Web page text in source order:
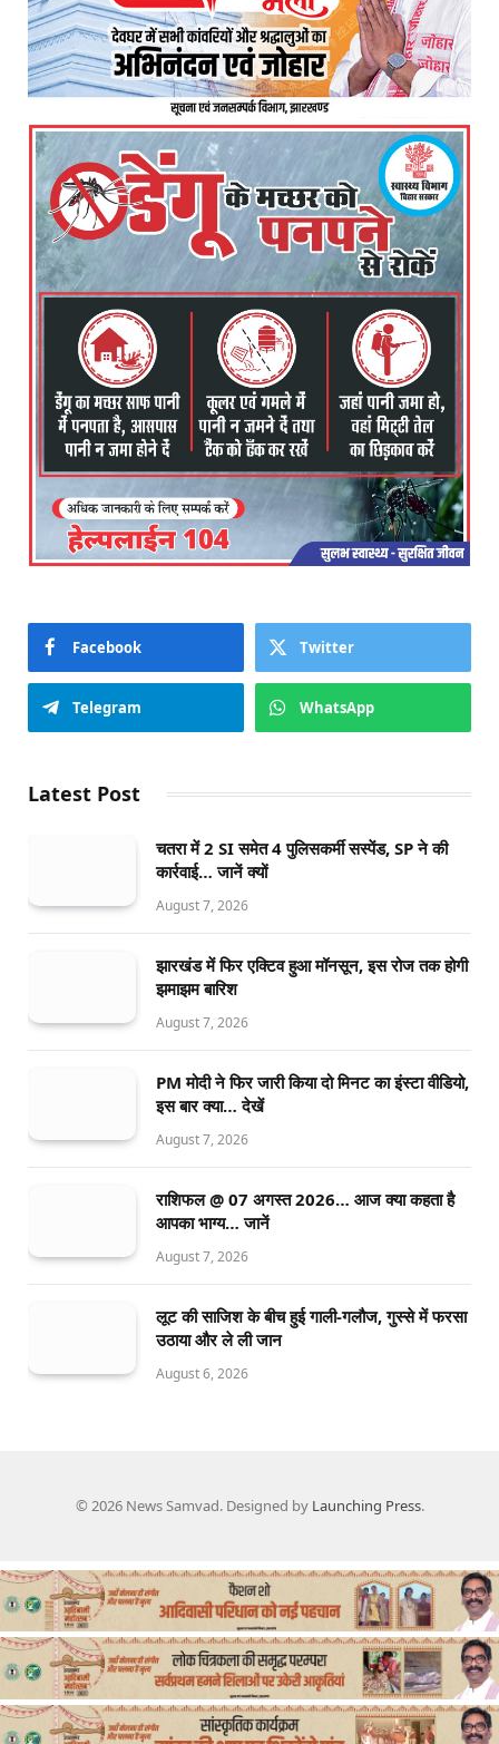
Facebook Twitter
Telegram WhatsApp
Latest Post
चतरा में 2 SI समेत 4 पुलिसकर्मी सस्पेंड, SP ने की
कार्रवाई… जानें क्यों
August 7, 2026
झारखंड में फिर एक्टिव हुआ मॉनसून, इस रोज तक होगी
झमाझम बारिश
August 7, 2026
PM मोदी ने फिर जारी किया दो मिनट का इंस्टा वीडियो,
इस बार क्या… देखें
August 7, 2026
राशिफल @ 07 अगस्त 2026… आज क्या कहता है
आपका भाग्य… जानें
August 7, 2026
लूट की साजिश के बीच हुई गाली-गलौज, गुस्से में फरसा
उठाया और ले ली जान
August 6, 2026
© 2026 News Samvad. Designed by Launching Press.